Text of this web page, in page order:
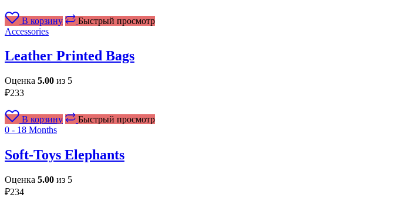
В корзину
Быстрый просмотр
Accessories
Leather Printed Bags
Оценка 5.00 из 5
₽233
В корзину
Быстрый просмотр
0 - 18 Months
Soft-Toys Elephants
Оценка 5.00 из 5
₽234